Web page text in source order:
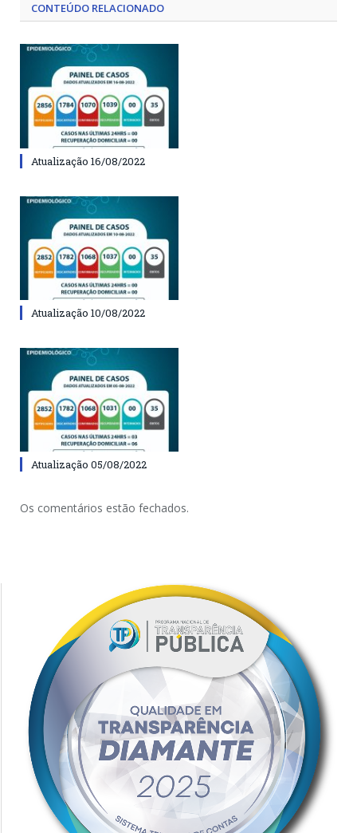
CONTEÚDO RELACIONADO
Atualização 16/08/2022
Atualização 10/08/2022
Atualização 05/08/2022
Os comentários estão fechados.